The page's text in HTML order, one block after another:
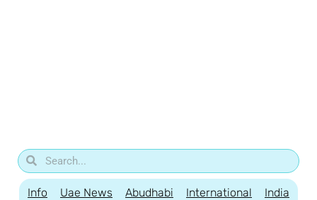
Info Uae News Abudhabi International India